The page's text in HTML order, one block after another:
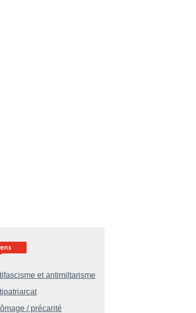
et antimiltarisme
/ précarité